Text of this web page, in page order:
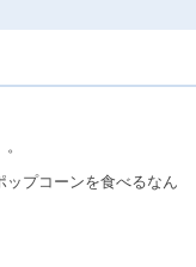
ップコーンを食べるなん